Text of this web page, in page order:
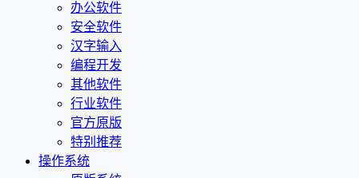
办公软件
安全软件
汉字输入
编程开发
其他软件
行业软件
官方原版
特别推荐
操作系统